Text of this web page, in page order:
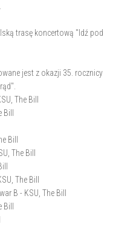
trasę koncertową "Idź pod
jest z okazji 35. rocznicy
The Bill
Bill
Bill
The Bill
The Bill
B - KSU, The Bill
Bill